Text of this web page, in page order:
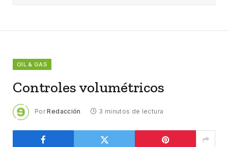
OIL & GAS
Controles volumétricos
Por Redacción 3 minutos de lectura